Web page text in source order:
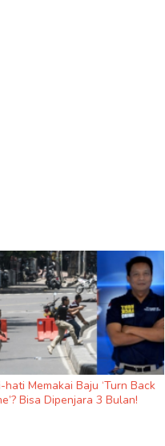
hati Memakai Baju ‘Turn Back
Bisa Dipenjara 3 Bulan!